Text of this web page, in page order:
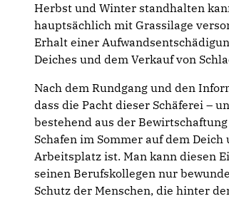
Herbst und Winter standhalten
hauptsächlich mit Grassilage
Erhalt einer
Deiches und dem Verkauf von
Nach dem Rundgang und den
dass die Pacht dieser Schäferei –
bestehend aus der
Schafen im Sommer auf dem
Arbeitsplatz ist. Man kann diesen
seinen Berufskollegen nur
Schutz der Menschen, die hinter